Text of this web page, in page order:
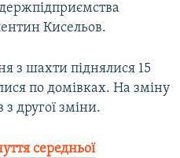
Кисельов.
з шахти піднялися 15
по домівках. На зміну
з другої зміни.
середньої